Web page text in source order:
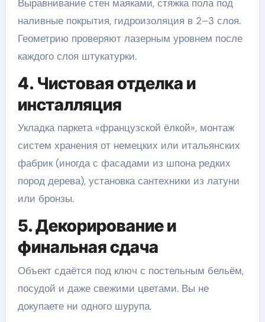
Выравнивание стен маяками, стяжка пола под
наливные покрытия, гидроизоляция в 2–3 слоя.
Геометрию проверяют лазерным уровнем после
каждого слоя штукатурки.
4. Чистовая отделка и
инсталляция
Укладка паркета «французской ёлкой», монтаж
систем хранения от немецких или итальянских
фабрик (иногда с фасадами из шпона редких
пород дерева), установка сантехники из латуни
или бронзы.
5. Декорирование и
финальная сдача
Объект сдаётся под ключ с постельным бельём,
посудой и даже свежими цветами. Вы не
докупаете ни одного шурупа.